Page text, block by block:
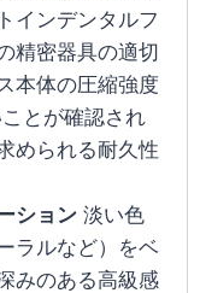
インデンタルフ
精密器具の適切
本体の圧縮強度
とが確認され
められる耐久性
ション淡い色
ラルなど）をベ
みのある高級感